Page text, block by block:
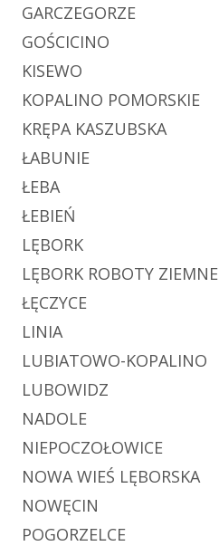
GARCZEGORZE
GOŚCICINO
KISEWO
KOPALINO POMORSKIE
KRĘPA KASZUBSKA
ŁABUNIE
ŁEBA
ŁEBIEŃ
LĘBORK
LĘBORK ROBOTY ZIEMNE
ŁĘCZYCE
LINIA
LUBIATOWO-KOPALINO
LUBOWIDZ
NADOLE
NIEPOCZOŁOWICE
NOWA WIEŚ LĘBORSKA
NOWĘCIN
POGORZELCE